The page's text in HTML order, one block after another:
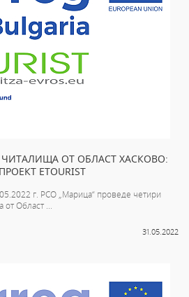
ОТ ОБЛАСТ ХАСКОВО:
ETOURIST
г. РСО „Марица“ проведе четири
от Област ...
31.05.2022